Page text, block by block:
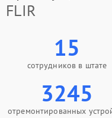
FLIR
15
сотрудников в штате
3245
отремонтированных